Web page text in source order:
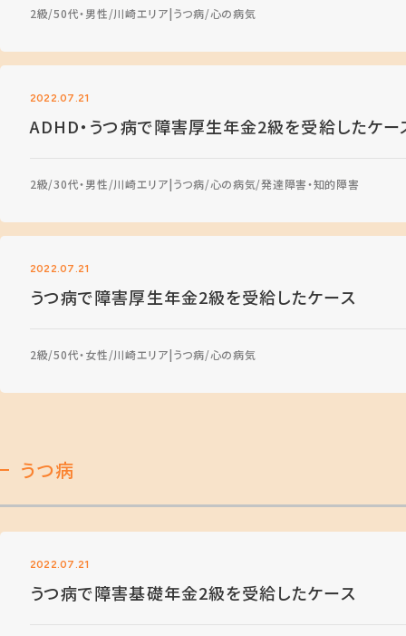
2級 50代・男性 川崎エリア うつ病 心の病気
2022.07.21
ADHD・うつ病で障害厚生年金2級を受給したケー
2級 30代・男性 川崎エリア うつ病 心の病気 発達障害・知的障害
2022.07.21
うつ病で障害厚生年金2級を受給したケース
2級 50代・女性 川崎エリア うつ病 心の病気
うつ病
2022.07.21
うつ病で障害基礎年金2級を受給したケース